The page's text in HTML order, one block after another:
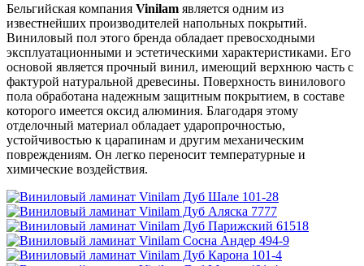
Бельгийская компания Vinilam является одним из
известнейших производителей напольных покрытий.
Виниловый пол этого бренда обладает превосходными
эксплуатационными и эстетическими характеристиками. Его
основой является прочный винил, имеющий верхнюю часть с
фактурой натуральной древесины. Поверхность винилового
пола обработана надежным защитным покрытием, в составе
которого имеется оксид алюминия. Благодаря этому
отделочный материал обладает ударопрочностью,
устойчивостью к царапинам и другим механическим
повреждениям. Он легко переносит температурные и
химические воздействия.